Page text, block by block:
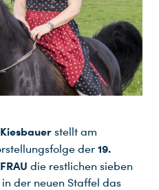
stellt am
der 19.
die restlichen sieben
der neuen Staffel das